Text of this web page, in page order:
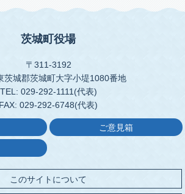
茨城町役場
〒311-3192
茨城郡茨城町大字小堤1080番地
TEL: 029-292-1111(代表)
FAX: 029-292-6748(代表)
ご意見箱
このサイトについて